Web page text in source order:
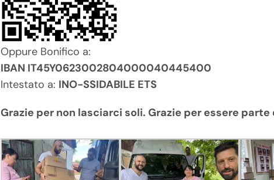
Oppure Bonifico a:
IBAN IT45Y0623002804000040445400
Intestato a: INO-SSIDABILE ETS
Grazie per non lasciarci soli. Grazie per essere